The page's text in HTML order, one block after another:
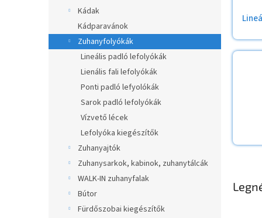
e
l
Kádak
Kádparavánok
Zuhanyfolyókák
Lineális padló lefolyókák
Lienális fali lefolyókák
Ponti padló lefyolókák
Sarok padló lefolyókák
Vízvető lécek
Lefolyóka kiegészítők
Zuhanyajtók
Zuhanysarkok, kabinok, zuhanytálcák
WALK-IN zuhanyfalak
Bútor
Fürdőszobai kiegészítők